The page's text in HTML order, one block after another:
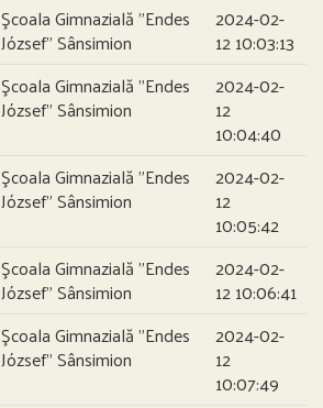
Şcoala Gimnazială ”Endes
József” Sânsimion
2024-02-
12 10:03:13
Şcoala Gimnazială ”Endes
József” Sânsimion
2024-02-
12
10:04:40
Şcoala Gimnazială ”Endes
József” Sânsimion
2024-02-
12
10:05:42
Şcoala Gimnazială ”Endes
József” Sânsimion
2024-02-
12 10:06:41
Şcoala Gimnazială ”Endes
József” Sânsimion
2024-02-
12
10:07:49